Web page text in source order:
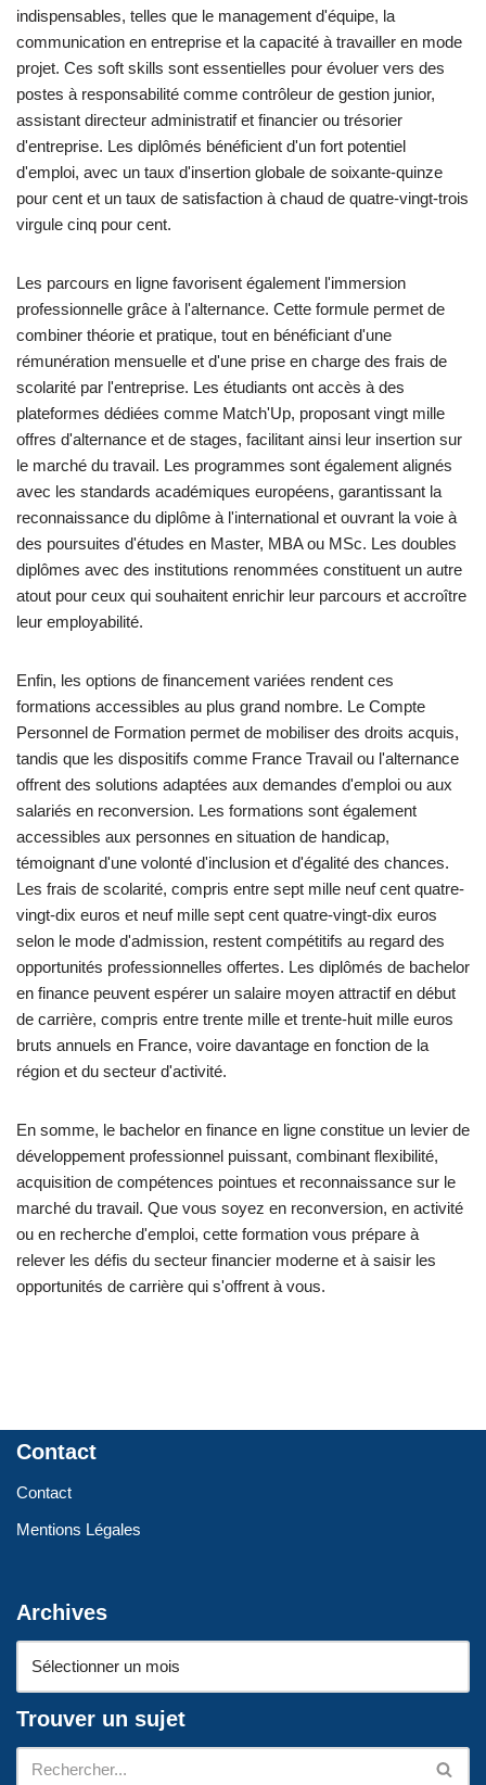
indispensables, telles que le management d'équipe, la
communication en entreprise et la capacité à travailler en mode
projet. Ces soft skills sont essentielles pour évoluer vers des
postes à responsabilité comme contrôleur de gestion junior,
assistant directeur administratif et financier ou trésorier
d'entreprise. Les diplômés bénéficient d'un fort potentiel
d'emploi, avec un taux d'insertion globale de soixante-quinze
pour cent et un taux de satisfaction à chaud de quatre-vingt-trois
virgule cinq pour cent.
Les parcours en ligne favorisent également l'immersion
professionnelle grâce à l'alternance. Cette formule permet de
combiner théorie et pratique, tout en bénéficiant d'une
rémunération mensuelle et d'une prise en charge des frais de
scolarité par l'entreprise. Les étudiants ont accès à des
plateformes dédiées comme Match'Up, proposant vingt mille
offres d'alternance et de stages, facilitant ainsi leur insertion sur
le marché du travail. Les programmes sont également alignés
avec les standards académiques européens, garantissant la
reconnaissance du diplôme à l'international et ouvrant la voie à
des poursuites d'études en Master, MBA ou MSc. Les doubles
diplômes avec des institutions renommées constituent un autre
atout pour ceux qui souhaitent enrichir leur parcours et accroître
leur employabilité.
Enfin, les options de financement variées rendent ces
formations accessibles au plus grand nombre. Le Compte
Personnel de Formation permet de mobiliser des droits acquis,
tandis que les dispositifs comme France Travail ou l'alternance
offrent des solutions adaptées aux demandes d'emploi ou aux
salariés en reconversion. Les formations sont également
accessibles aux personnes en situation de handicap,
témoignant d'une volonté d'inclusion et d'égalité des chances.
Les frais de scolarité, compris entre sept mille neuf cent quatre-
vingt-dix euros et neuf mille sept cent quatre-vingt-dix euros
selon le mode d'admission, restent compétitifs au regard des
opportunités professionnelles offertes. Les diplômés de bachelor
en finance peuvent espérer un salaire moyen attractif en début
de carrière, compris entre trente mille et trente-huit mille euros
bruts annuels en France, voire davantage en fonction de la
région et du secteur d'activité.
En somme, le bachelor en finance en ligne constitue un levier de
développement professionnel puissant, combinant flexibilité,
acquisition de compétences pointues et reconnaissance sur le
marché du travail. Que vous soyez en reconversion, en activité
ou en recherche d'emploi, cette formation vous prépare à
relever les défis du secteur financier moderne et à saisir les
opportunités de carrière qui s'offrent à vous.
Contact
Contact
Mentions Légales
Archives
Trouver un sujet